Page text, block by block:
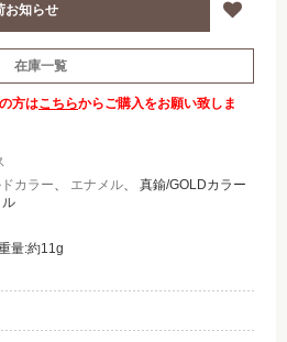
在庫一覧
方はこちらからご購入をお願い致しま
カラー、 エナメル、 真鍮/GOLDカラー
量:約11g